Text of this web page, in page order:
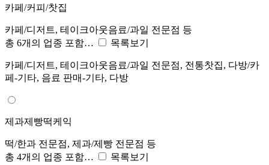
카페/커피/찻집
카페/디저트, 테이크아웃음료/과일 전문점 등
총 6개의 업종 포함…
목록보기
카페/디저트, 테이크아웃음료/과일 전문점, 전통찻집, 다방/카
페-기타, 음료 판매-기타, 다방
제과제빵떡케익
떡/한과 전문점, 제과/제빵 전문점 등
총 4개의 업종 포함…
목록보기